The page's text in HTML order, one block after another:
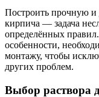
Построить прочную и
кирпича — задача
определённых
особенности,
монтажу, чтобы
других проблем.
Выбор раствора